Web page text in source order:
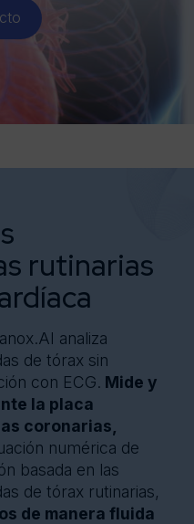
rutinarias
analiza
de tórax sin
con ECG. Mide y
la placa
coronarias,
numérica de
basada en las
de tórax rutinarias,
de manera fluida